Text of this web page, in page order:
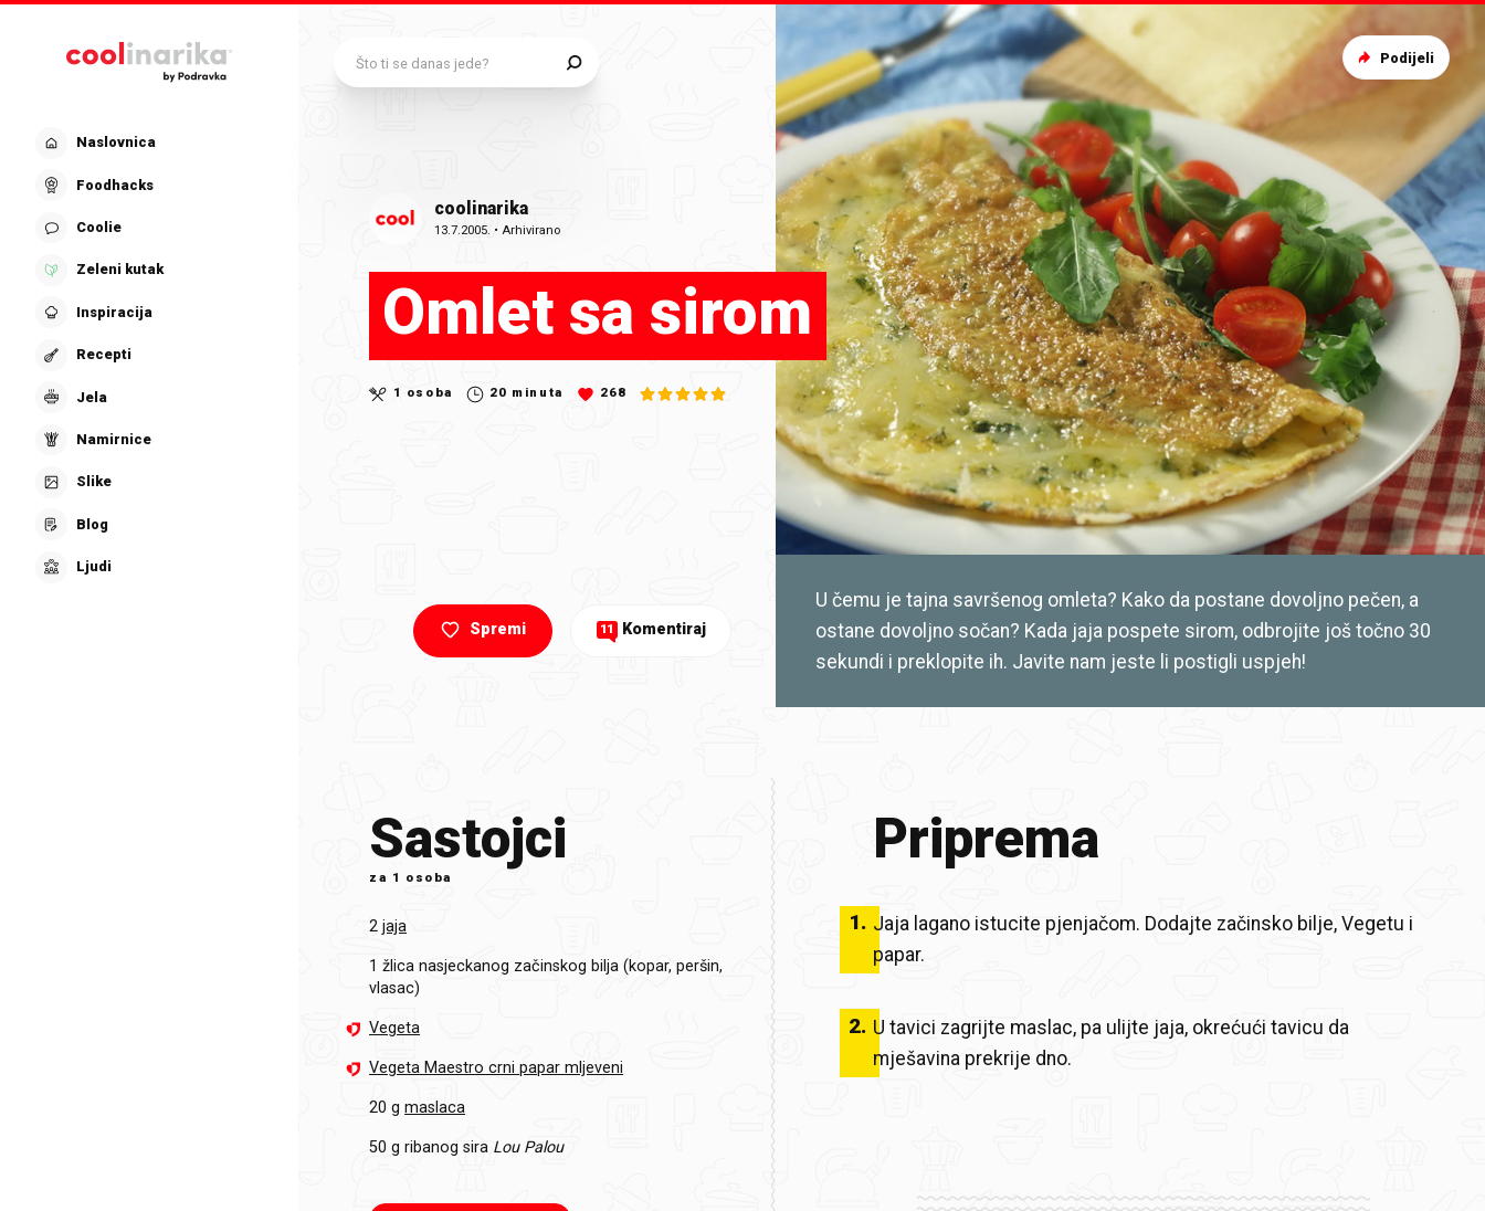
Naslovnica
Foodhacks
Coolie
Zeleni kutak
Inspiracija
Recepti
Jela
Namirnice
Slike
Blog
Ljudi
coolinarika
13.7.2005. •Arhivirano
Omlet sa sirom
1 osoba 20 minuta 268
U čemu je tajna savršenog omleta? Kako da postane dovoljno pečen, a
ostane dovoljno sočan? Kada jaja pospete sirom, odbrojite još točno 30
sekundi i preklopite ih. Javite nam jeste li postigli uspjeh!
Spremi 11 Komentiraj
Podijeli
Sastojci
za 1 osoba
2 jaja
1 žlica nasjeckanog začinskog bilja (kopar, peršin,
vlasac)
Vegeta
Vegeta Maestro crni papar mljeveni
20 g maslaca
50 g ribanog sira Lou Palou
Priprema
1. Jaja lagano istucite pjenjačom. Dodajte začinsko bilje, Vegetu i
papar.
2. U tavici zagrijte maslac, pa ulijte jaja, okrećući tavicu da
mješavina prekrije dno.
Što ti se danas jede?